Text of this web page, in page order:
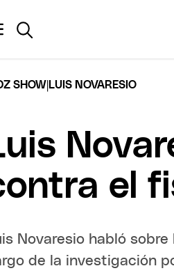
SHOW LUIS NOVARESIO
el
Novaresio habló
de la investigación